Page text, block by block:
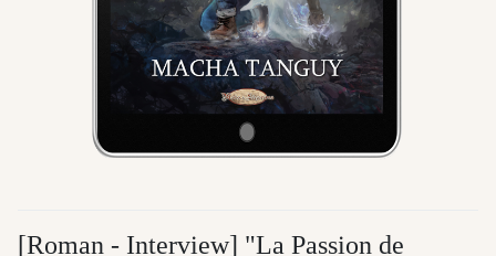
[Roman - Interview] "La Passion de